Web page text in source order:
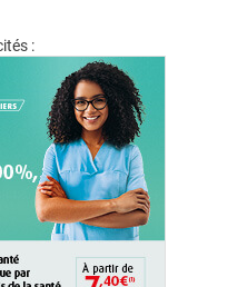
: